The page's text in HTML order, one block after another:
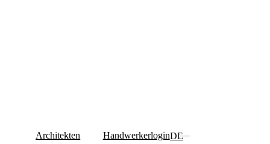
Architekten HandwerkerloginDE